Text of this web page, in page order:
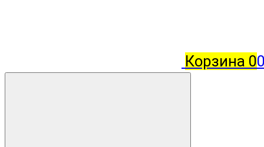
Корзина 0